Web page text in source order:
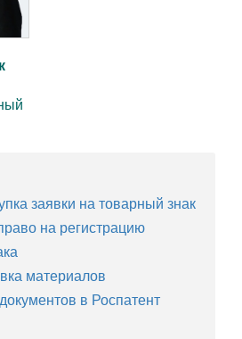
заявки на товарный знак
на регистрацию
материалов
в Роспатент